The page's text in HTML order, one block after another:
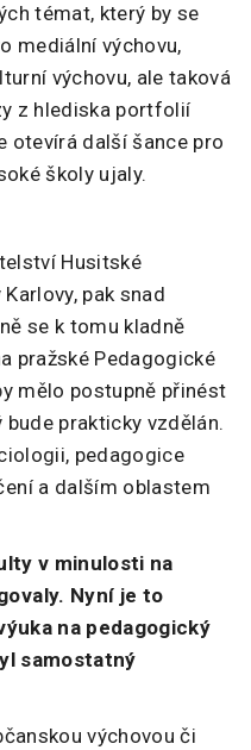
témat, který by se
mediální výchovu,
výchovu, ale taková
z hlediska portfolií
otevírá další šance pro
školy ujaly.
Husitské
pak snad
se k tomu kladně
pražské Pedagogické
mělo postupně přinést
prakticky vzdělán.
pedagogice
a dalším oblastem
v minulosti na
Nyní je to
na pedagogický
samostatný
výchovou či